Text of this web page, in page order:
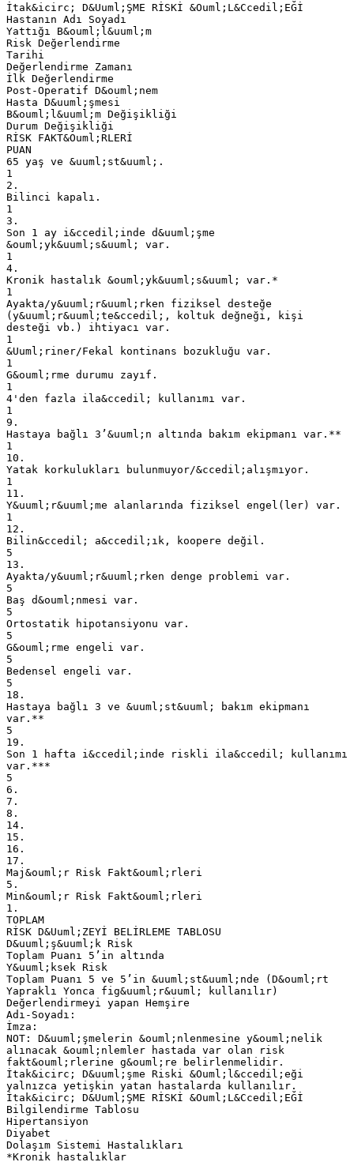
İtak&icirc; D&Uuml;ŞME RİSKİ &Ouml;L&Ccedil;EĞİ
Hastanın Adı Soyadı
Yattığı B&ouml;l&uuml;m
Risk Değerlendirme
Tarihi
Değerlendirme Zamanı
İlk Değerlendirme
Post-Operatif D&ouml;nem
Hasta D&uuml;şmesi
B&ouml;l&uuml;m Değişikliği
Durum Değişikliği
RİSK FAKT&Ouml;RLERİ
PUAN
65 yaş ve &uuml;st&uuml;.
1
2.
Bilinci kapalı.
1
3.
Son 1 ay i&ccedil;inde d&uuml;şme
&ouml;yk&uuml;s&uuml; var.
1
4.
Kronik hastalık &ouml;yk&uuml;s&uuml; var.*
1
Ayakta/y&uuml;r&uuml;rken fiziksel desteğe
(y&uuml;r&uuml;te&ccedil;, koltuk değneği, kişi
desteği vb.) ihtiyacı var.
1
&Uuml;riner/Fekal kontinans bozukluğu var.
1
G&ouml;rme durumu zayıf.
1
4'den fazla ila&ccedil; kullanımı var.
1
9.
Hastaya bağlı 3’&uuml;n altında bakım ekipmanı var.**
1
10.
Yatak korkulukları bulunmuyor/&ccedil;alışmıyor.
1
11.
Y&uuml;r&uuml;me alanlarında fiziksel engel(ler) var.
1
12.
Bilin&ccedil; a&ccedil;ık, koopere değil.
5
13.
Ayakta/y&uuml;r&uuml;rken denge problemi var.
5
Baş d&ouml;nmesi var.
5
Ortostatik hipotansiyonu var.
5
G&ouml;rme engeli var.
5
Bedensel engeli var.
5
18.
Hastaya bağlı 3 ve &uuml;st&uuml; bakım ekipmanı
var.**
5
19.
Son 1 hafta i&ccedil;inde riskli ila&ccedil; kullanımı
var.***
5
6.
7.
8.
14.
15.
16.
17.
Maj&ouml;r Risk Fakt&ouml;rleri
5.
Min&ouml;r Risk Fakt&ouml;rleri
1.
TOPLAM
RİSK D&Uuml;ZEYİ BELİRLEME TABLOSU
D&uuml;ş&uuml;k Risk
Toplam Puanı 5’in altında
Y&uuml;ksek Risk
Toplam Puanı 5 ve 5’in &uuml;st&uuml;nde (D&ouml;rt
Yapraklı Yonca fig&uuml;r&uuml; kullanılır)
Değerlendirmeyi yapan Hemşire
Adı-Soyadı:
İmza:
NOT: D&uuml;şmelerin &ouml;nlenmesine y&ouml;nelik
alınacak &ouml;nlemler hastada var olan risk
fakt&ouml;rlerine g&ouml;re belirlenmelidir.
İtak&icirc; D&uuml;şme Riski &Ouml;l&ccedil;eği
yalnızca yetişkin yatan hastalarda kullanılır.
İtak&icirc; D&Uuml;ŞME RİSKİ &Ouml;L&Ccedil;EĞİ
Bilgilendirme Tablosu
Hipertansiyon
Diyabet
Dolaşım Sistemi Hastalıkları
*Kronik hastalıklar